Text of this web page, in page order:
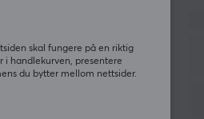
skal fungere på en riktig
i handlekurven, presentere
du bytter mellom nettsider.